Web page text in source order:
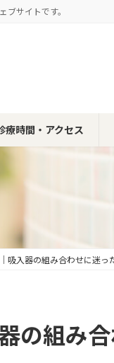
ブサイトです。
療時間・アクセス
吸入器の組み合わせに迷っ
の組み